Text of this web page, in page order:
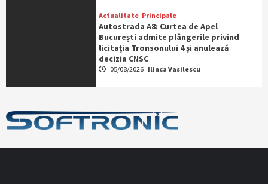
Actualitate Principale
Autostrada A8: Curtea de Apel
București admite plângerile privind
licitația Tronsonului 4 și anulează
decizia CNSC
05/08/2026 Ilinca Vasilescu